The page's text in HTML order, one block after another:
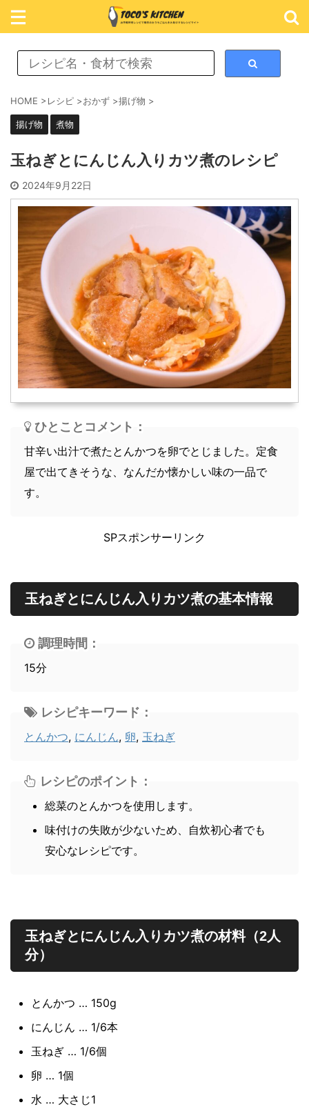
レシピ検索
めん類
スイーツ
スープ
軽食
HOME >レシピ >おかず >揚げ物 >
揚げ物 煮物
玉ねぎとにんじん入りカツ煮のレシピ
2024年9月22日
ひとことコメント：
甘辛い出汁で煮たとんかつを卵でとじました。定食
屋で出てきそうな、なんだか懐かしい味の一品で
す。
SPスポンサーリンク
玉ねぎとにんじん入りカツ煮の基本情報
調理時間：
15分
レシピのポイント：
総菜のとんかつを使用します。
味付けの失敗が少ないため、自炊初心者でも
安心なレシピです。
レシピキーワード：
とんかつ, にんじん, 卵, 玉ねぎ
玉ねぎとにんじん入りカツ煮の材料（2人
分）
とんかつ … 150g
にんじん … 1/6本
玉ねぎ … 1/6個
卵 … 1個
水 … 大さじ1